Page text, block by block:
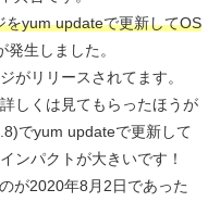
yum updateで更新してOS
発生しました。
がリリースされてます。
しくは見てもらったほうが
でyum updateで更新して
ンパクトが大きいです！
が2020年8月2日であった